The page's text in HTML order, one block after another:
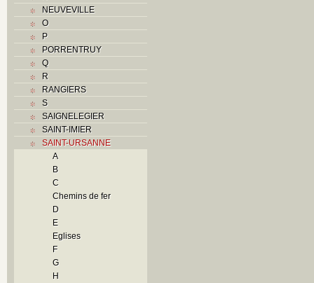
NEUVEVILLE
O
P
PORRENTRUY
Q
R
RANGIERS
S
SAIGNELEGIER
SAINT-IMIER
SAINT-URSANNE
A
B
C
Chemins de fer
D
E
Eglises
F
G
H